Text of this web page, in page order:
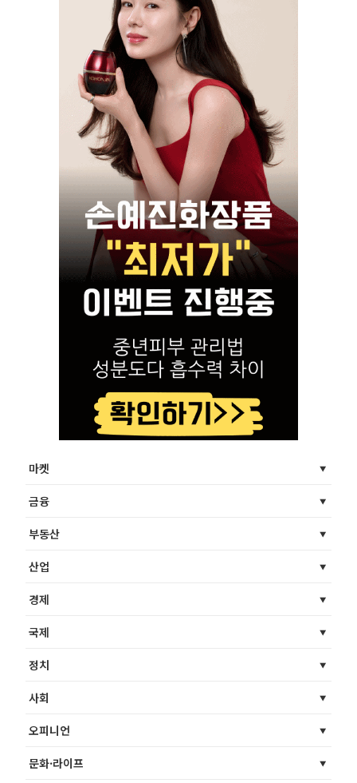
마켓
금융
부동산
산업
경제
국제
정치
사회
오피니언
문화·라이프